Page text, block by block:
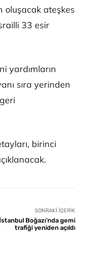
oluşacak ateşkes
33 esir
yardımların
sıra yerinden
birinci
SONRAKI İÇERIK
İstanbul Boğazı’nda gemi
trafiği yeniden açıldı